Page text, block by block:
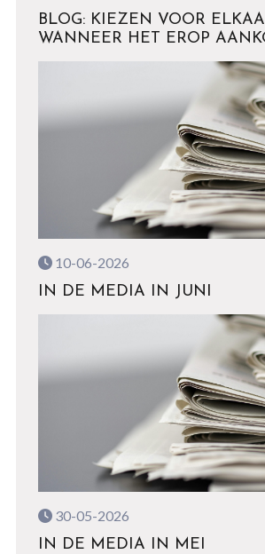
BLOG: KIEZEN VOOR
WANNEER HET EROP
10-06-2026
IN DE MEDIA IN JUNI
30-05-2026
IN DE MEDIA IN MEI